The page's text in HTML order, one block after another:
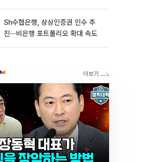
Sh수협은행, 상상인증권 인수 추
진⋯비은행 포트폴리오 확대 속도